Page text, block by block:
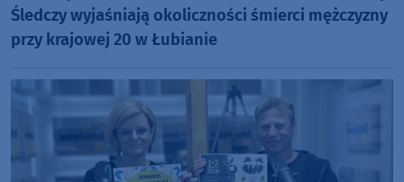
Śledczy wyjaśniają okoliczności śmierci mężczyzny
przy krajowej 20 w Łubianie